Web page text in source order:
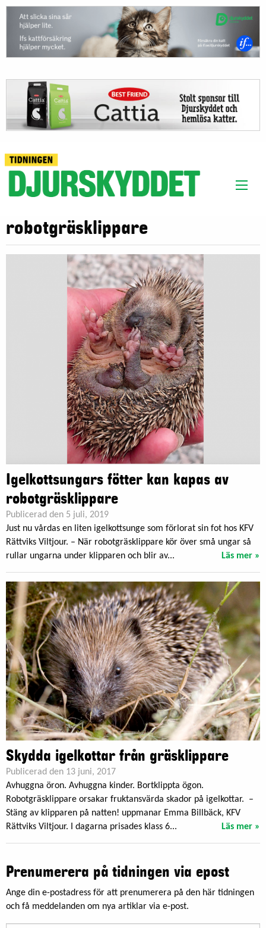
robotgräsklippare
Igelkottsungars fötter kan kapas av
robotgräsklippare
Publicerad den 5 juli, 2019
Just nu vårdas en liten igelkottsunge som förlorat sin fot hos KFV
Rättviks Viltjour. – När robotgräsklippare kör över små ungar så
rullar ungarna under klipparen och blir av...
Läs mer »
Skydda igelkottar från gräsklippare
Publicerad den 13 juni, 2017
Avhuggna öron. Avhuggna kinder. Bortklippta ögon.
Robotgräsklippare orsakar fruktansvärda skador på igelkottar. –
Stäng av klipparen på natten! uppmanar Emma Billbäck, KFV
Rättviks Viltjour. I dagarna prisades klass 6...
Läs mer »
Prenumerera på tidningen via epost
Ange din e-postadress för att prenumerera på den här tidningen
och få meddelanden om nya artiklar via e-post.